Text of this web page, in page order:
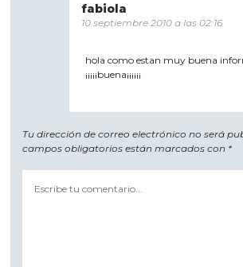
fabiola
10 septiembre 2010 a las 02:16
hola como estan muy buena
¡¡¡¡¡buena¡¡¡¡¡¡
Tu dirección de correo electrónico no será
campos obligatorios están marcados con *